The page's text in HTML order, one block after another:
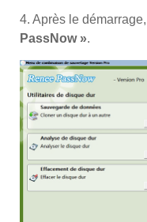
4. Après le
PassNow ».